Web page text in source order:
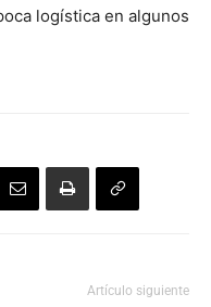
logística en algunos
Artículo siguiente